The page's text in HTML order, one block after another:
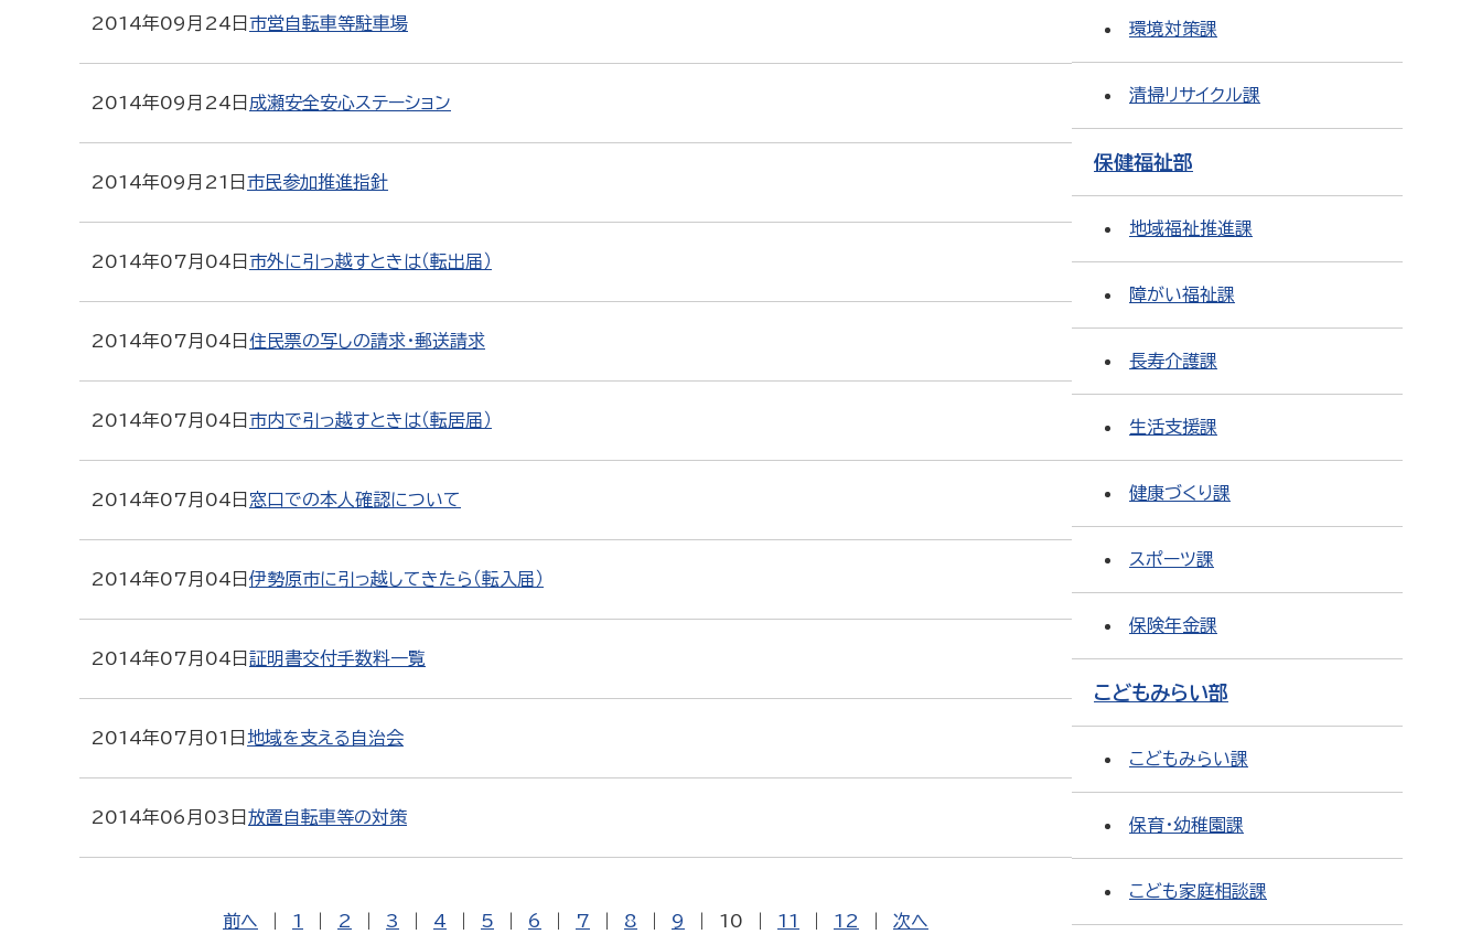
2014年09月24日 市営自転車等駐車場
2014年09月24日 成瀬安全安心ステーション
2014年09月21日 市民参加推進指針
2014年07月04日 市外に引っ越すときは（転出届）
2014年07月04日 住民票の写しの請求・郵送請求
2014年07月04日 市内で引っ越すときは（転居届）
2014年07月04日 窓口での本人確認について
2014年07月04日 伊勢原市に引っ越してきたら（転入届）
2014年07月04日 証明書交付手数料一覧
2014年07月01日 地域を支える自治会
2014年06月03日 放置自転車等の対策
前へ 1 2 3 4 5 6 7 8 9 10 11 12 次へ
環境対策課
清掃リサイクル課
保健福祉部
地域福祉推進課
障がい福祉課
長寿介護課
生活支援課
健康づくり課
スポーツ課
保険年金課
こどもみらい部
こどもみらい課
保育・幼稚園課
こども家庭相談課